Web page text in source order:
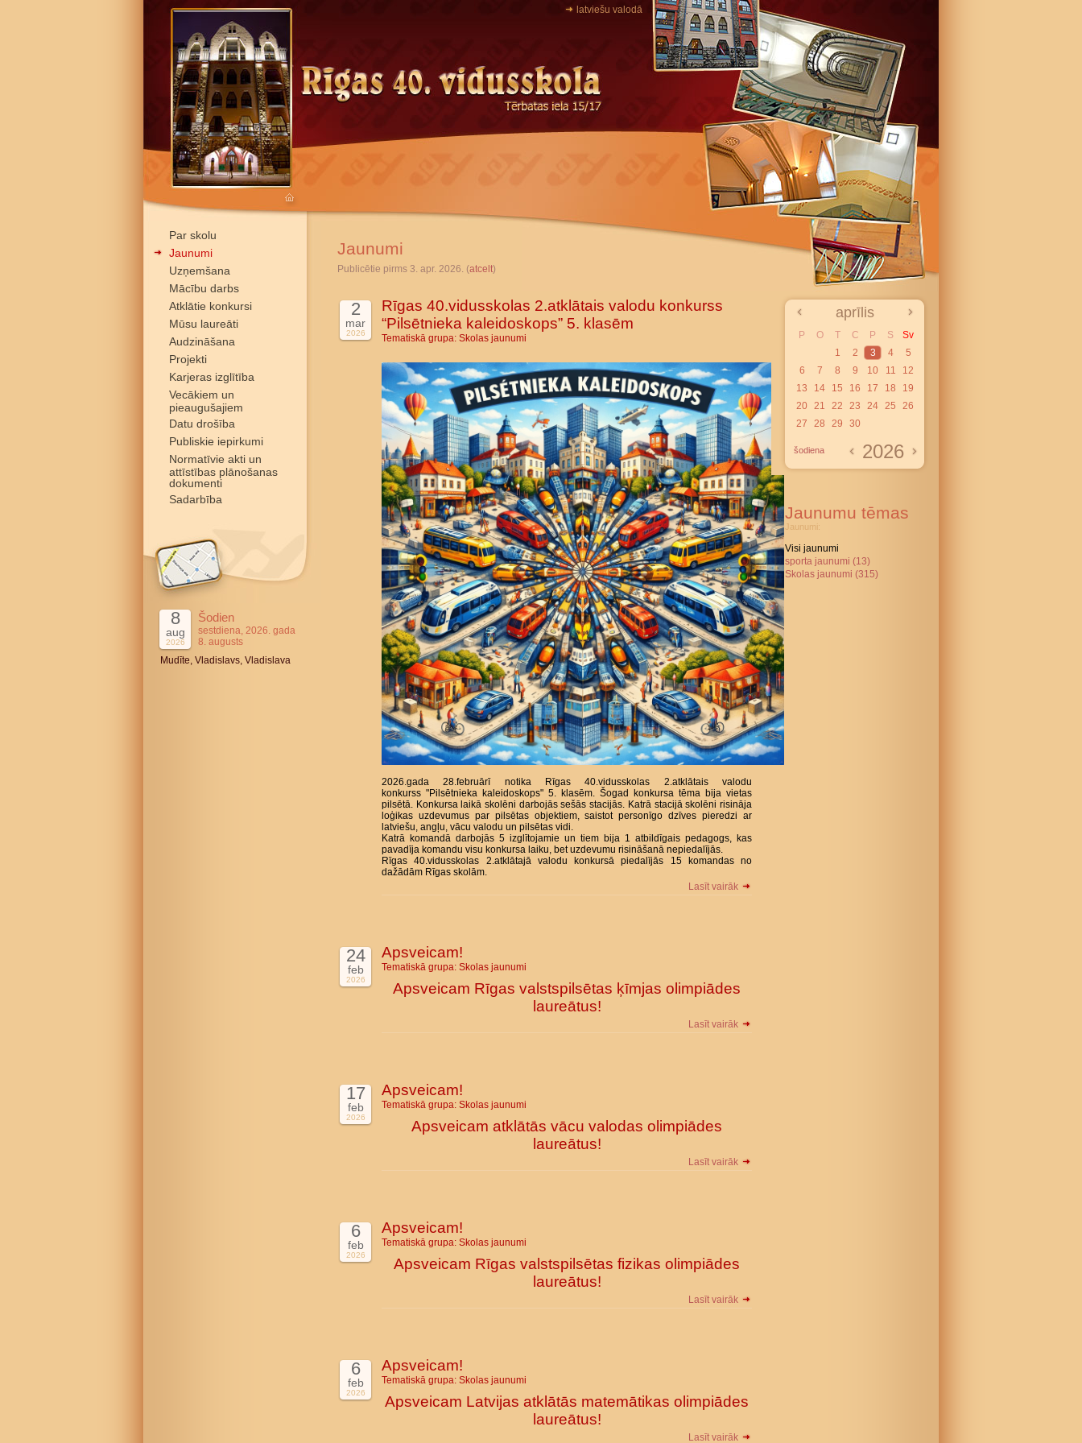
latviešu valodā
Par skolu
Jaunumi
Uzņemšana
Mācību darbs
Atklātie konkursi
Mūsu laureāti
Audzināšana
Projekti
Karjeras izglītība
Vecākiem un
pieaugušajiem
Datu drošība
Publiskie iepirkumi
Normatīvie akti un
attīstības plānošanas
dokumenti
Sadarbība
8
aug
2026
Šodien
sestdiena, 2026. gada
8. augusts
Mudīte, Vladislavs, Vladislava
Jaunumi
Publicētie pirms 3. apr. 2026. (atcelt)
2
mar
2026
Rīgas 40.vidusskolas 2.atklātais valodu konkurss
“Pilsētnieka kaleidoskops” 5. klasēm
Tematiskā grupa: Skolas jaunumi
2026.gada 28.februārī notika Rīgas 40.vidusskolas 2.atklātais valodu
konkurss "Pilsētnieka kaleidoskops" 5. klasēm. Šogad konkursa tēma bija vietas
pilsētā. Konkursa laikā skolēni darbojās sešās stacijās. Katrā stacijā skolēni risināja
loģikas uzdevumus par pilsētas objektiem, saistot personīgo dzīves pieredzi ar
latviešu, angļu, vācu valodu un pilsētas vidi.
Katrā komandā darbojās 5 izglītojamie un tiem bija 1 atbildīgais pedagogs, kas
pavadīja komandu visu konkursa laiku, bet uzdevumu risināšanā nepiedalījās.
Rīgas 40.vidusskolas 2.atklātajā valodu konkursā piedalījās 15 komandas no
dažādām Rīgas skolām.
Lasīt vairāk
24
feb
2026
Apsveicam!
Tematiskā grupa: Skolas jaunumi
Apsveicam Rīgas valstspilsētas ķīmjas olimpiādes
laureātus!
Lasīt vairāk
17
feb
2026
Apsveicam!
Tematiskā grupa: Skolas jaunumi
Apsveicam atklātās vācu valodas olimpiādes
laureātus!
Lasīt vairāk
6
feb
2026
Apsveicam!
Tematiskā grupa: Skolas jaunumi
Apsveicam Rīgas valstspilsētas fizikas olimpiādes
laureātus!
Lasīt vairāk
6
feb
2026
Apsveicam!
Tematiskā grupa: Skolas jaunumi
Apsveicam Latvijas atklātās matemātikas olimpiādes
laureātus!
Lasīt vairāk
aprīlis
P O T C P S
Sv
1
2 3 4
5
6
7 8 9 10 11
12
13
14 15 16 17 18
19
20 21 22 23 24 25
26
27
28 29 30
šodiena 2026
Jaunumu tēmas
Jaunumi:
Visi jaunumi
sporta jaunumi (13)
Skolas jaunumi (315)